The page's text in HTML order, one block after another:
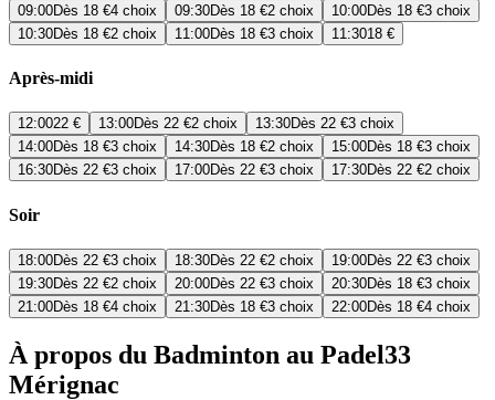
09:00Dès 18 €4 choix 09:30Dès 18 €2 choix 10:00Dès 18 €3 choix
10:30Dès 18 €2 choix 11:00Dès 18 €3 choix 11:3018 €
Après-midi
12:0022 € 13:00Dès 22 €2 choix 13:30Dès 22 €3 choix
14:00Dès 18 €3 choix 14:30Dès 18 €2 choix 15:00Dès 18 €3 choix
16:30Dès 22 €3 choix 17:00Dès 22 €3 choix 17:30Dès 22 €2 choix
Soir
18:00Dès 22 €3 choix 18:30Dès 22 €2 choix 19:00Dès 22 €3 choix
19:30Dès 22 €2 choix 20:00Dès 22 €3 choix 20:30Dès 18 €3 choix
21:00Dès 18 €4 choix 21:30Dès 18 €3 choix 22:00Dès 18 €4 choix
À propos du Badminton au Padel33
Mérignac